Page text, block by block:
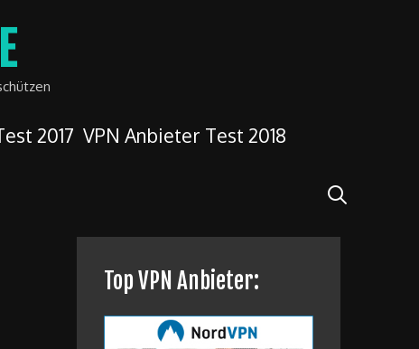
2017 VPN Anbieter Test 2018
Top VPN Anbieter: